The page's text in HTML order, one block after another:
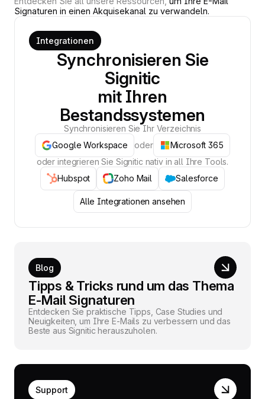
Signaturen in einen Akquisekanal zu verwandeln.
Integrationen
Synchronisieren Sie
Signitic
mit Ihren
Bestandssystemen
Synchronisieren Sie Ihr Verzeichnis
Google Workspace
oder
Microsoft 365
oder integrieren Sie Signitic nativ in all Ihre Tools.
Hubspot
Zoho Mail Salesforce
Alle Integrationen ansehen
Blog
Tipps & Tricks rund um das Thema
E-Mail Signaturen
Entdecken Sie praktische Tipps, Case Studies und
Neuigkeiten, um Ihre E-Mails zu verbessern und das
Beste aus Signitic herauszuholen.
Support